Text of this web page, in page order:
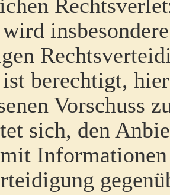
berechtigt,
Vorschuss
sich, den